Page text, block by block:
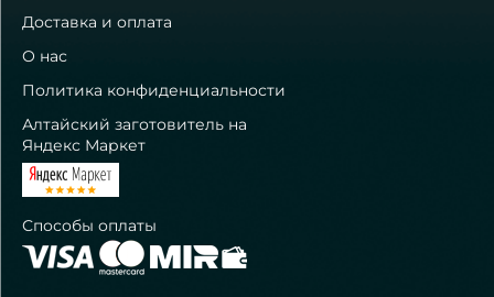
Доставка и оплата
О нас
Политика конфиденциальности
Алтайский заготовитель на
Яндекс Маркет
Способы оплаты